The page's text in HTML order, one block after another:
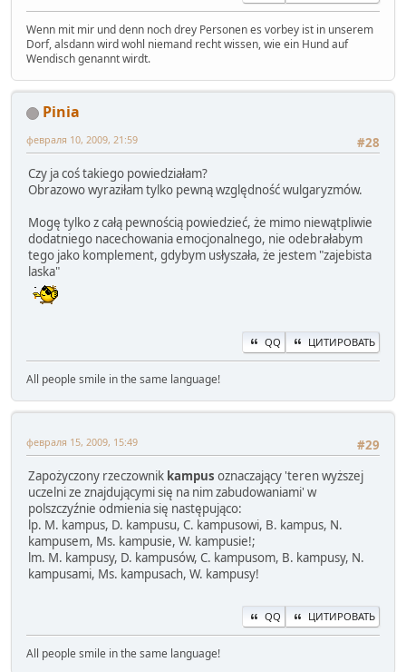
Wenn mit mir und denn noch drey Personen es vorbey ist in unserem
Dorf, alsdann wird wohl niemand recht wissen, wie ein Hund auf
Wendisch genannt wirdt.
Pinia
#28
февраля 10, 2009, 21:59
Czy ja coś takiego powiedziałam?
Obrazowo wyraziłam tylko pewną względność wulgaryzmów.
Mogę tylko z całą pewnością powiedzieć, że mimo niewątpliwie
dodatniego nacechowania emocjonalnego, nie odebrałabym
tego jako komplement, gdybym usłyszała, że jestem "zajebista
laska"
QQ ЦИТИРОВАТЬ
All people smile in the same language!
#29
февраля 15, 2009, 15:49
Zapożyczony rzeczownik kampus oznaczający 'teren wyższej
uczelni ze znajdującymi się na nim zabudowaniami' w
polszczyźnie odmienia się następująco:
lp. M. kampus, D. kampusu, C. kampusowi, B. kampus, N.
kampusem, Ms. kampusie, W. kampusie!;
lm. M. kampusy, D. kampusów, C. kampusom, B. kampusy, N.
kampusami, Ms. kampusach, W. kampusy!
QQ ЦИТИРОВАТЬ
All people smile in the same language!